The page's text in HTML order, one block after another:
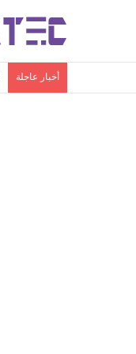
أخبار عاجلة